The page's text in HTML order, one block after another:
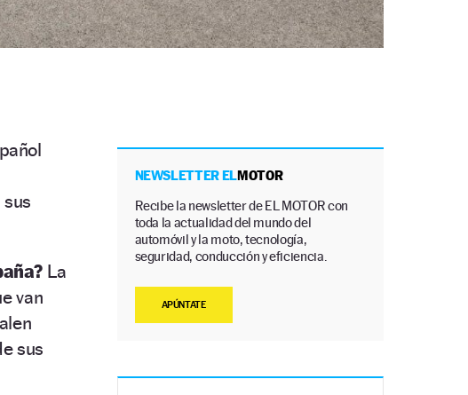
La
van
sus
NEWSLETTER ELMOTOR
Recibe la newsletter de EL MOTOR con
toda la actualidad del mundo del
automóvil y la moto, tecnología,
seguridad, conducción y eficiencia.
APÚNTATE